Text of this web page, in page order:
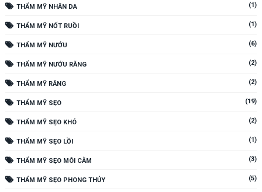
THẨM MỸ NHĂN DA (1)
THẨM MỸ NỐT RUỒI (1)
THẨM MỸ NƯỚU (6)
THẨM MỸ NƯỚU RĂNG (2)
THẨM MỸ RĂNG (2)
THẨM MỸ SẸO (19)
THẨM MỸ SẸO KHÓ (2)
THẨM MỸ SẸO LỒI (1)
THẨM MỸ SẸO MÔI CẰM (3)
THẨM MỸ SẸO PHONG THỦY (5)